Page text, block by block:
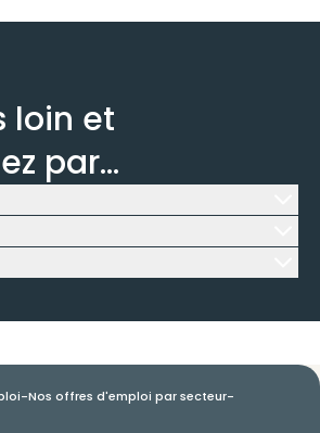
loin et
par...
-Nos offres d'emploi par secteur-